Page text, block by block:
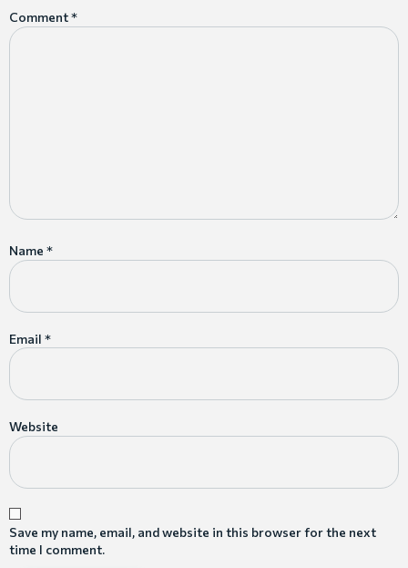
Comment*
Name *
Email *
Website
Save my name, email, and website in this browser for the next
time I comment.